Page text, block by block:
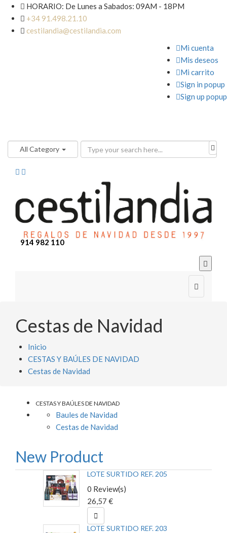
 HORARIO: De Lunes a Sabados: 09AM - 18PM
 +34 91.498.21.10
 cestilandia@cestilandia.com
Mi cuenta
Mis deseos
Mi carrito
Sign in popup
Sign up popup
All Category
914 982 110


Cestas de Navidad
Inicio
CESTAS Y BAÚLES DE NAVIDAD
Cestas de Navidad
CESTAS Y BAÚLES DE NAVIDAD
Baules de Navidad
Cestas de Navidad
New Product
LOTE SURTIDO REF. 205
0 Review(s)
26,57 €

LOTE SURTIDO REF. 203